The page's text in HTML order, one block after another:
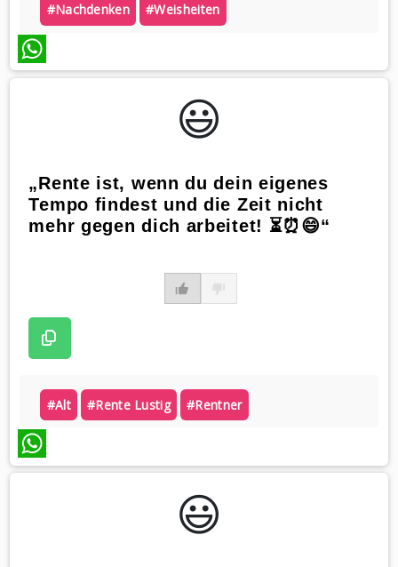
#nachdenken #weisheiten
WhatsApp
😃️
„Rente ist, wenn du dein eigenes
Tempo findest und die Zeit nicht
mehr gegen dich arbeitet! ⏳⏰😄“
#alt #rente Lustig #rentner
WhatsApp
😃️